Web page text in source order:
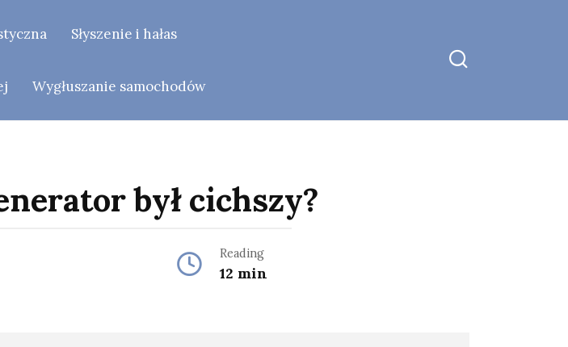
Słyszenie i hałas
Wygłuszanie samochodów
był cichszy?
Reading
12 min